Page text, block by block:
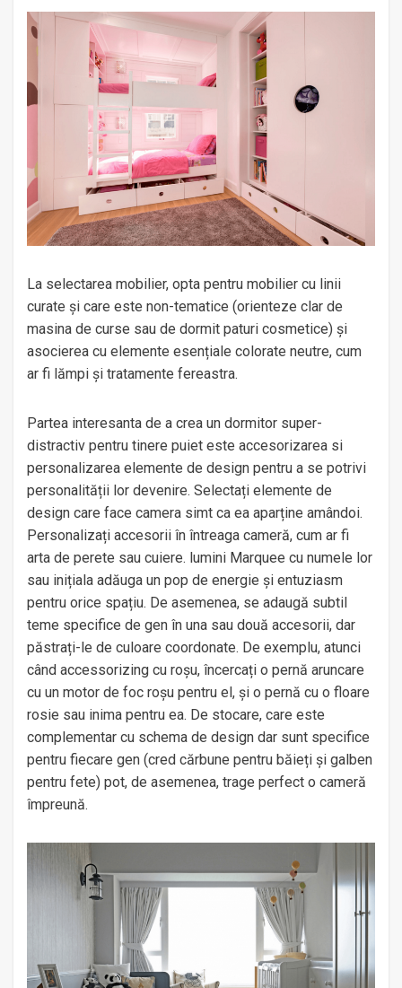
La selectarea mobilier, opta pentru mobilier cu linii
curate și care este non-tematice (orienteze clar de
masina de curse sau de dormit paturi cosmetice) și
asocierea cu elemente esențiale colorate neutre, cum
ar fi lămpi și tratamente fereastra.
Partea interesanta de a crea un dormitor super-
distractiv pentru tinere puiet este accesorizarea si
personalizarea elemente de design pentru a se potrivi
personalității lor devenire. Selectați elemente de
design care face camera simt ca ea aparține amândoi.
Personalizați accesorii în întreaga cameră, cum ar fi
arta de perete sau cuiere. lumini Marquee cu numele lor
sau inițiala adăuga un pop de energie și entuziasm
pentru orice spațiu. De asemenea, se adaugă subtil
teme specifice de gen în una sau două accesorii, dar
păstrați-le de culoare coordonate. De exemplu, atunci
când accessorizing cu roșu, încercați o pernă aruncare
cu un motor de foc roșu pentru el, și o pernă cu o floare
rosie sau inima pentru ea. De stocare, care este
complementar cu schema de design dar sunt specifice
pentru fiecare gen (cred cărbune pentru băieți și galben
pentru fete) pot, de asemenea, trage perfect o cameră
împreună.